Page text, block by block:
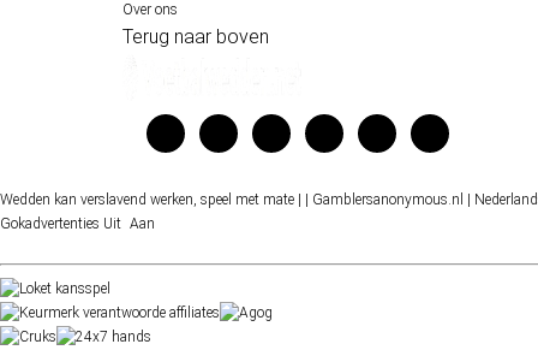
Over ons
Terug naar boven
Wedden kan verslavend werken, speel met mate | | Gamblersanonymous.nl
|
Gokadvertenties Uit Aan